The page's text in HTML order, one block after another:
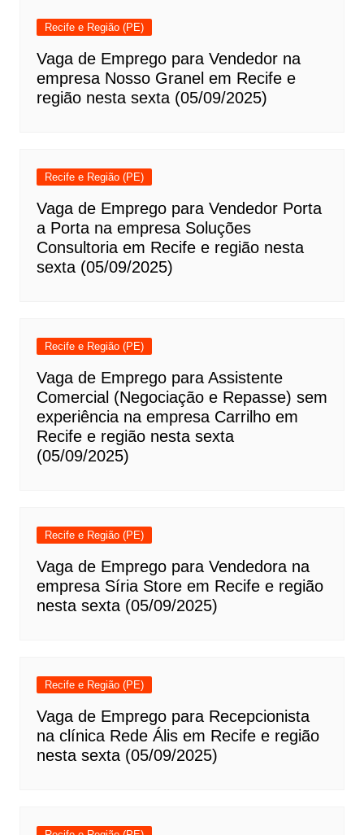
Recife e Região (PE)
Vaga de Emprego para Vendedor na
empresa Nosso Granel em Recife e
região nesta sexta (05/09/2025)
Recife e Região (PE)
Vaga de Emprego para Vendedor Porta
a Porta na empresa Soluções
Consultoria em Recife e região nesta
sexta (05/09/2025)
Recife e Região (PE)
Vaga de Emprego para Assistente
Comercial (Negociação e Repasse) sem
experiência na empresa Carrilho em
Recife e região nesta sexta
(05/09/2025)
Recife e Região (PE)
Vaga de Emprego para Vendedora na
empresa Síria Store em Recife e região
nesta sexta (05/09/2025)
Recife e Região (PE)
Vaga de Emprego para Recepcionista
na clínica Rede Ális em Recife e região
nesta sexta (05/09/2025)